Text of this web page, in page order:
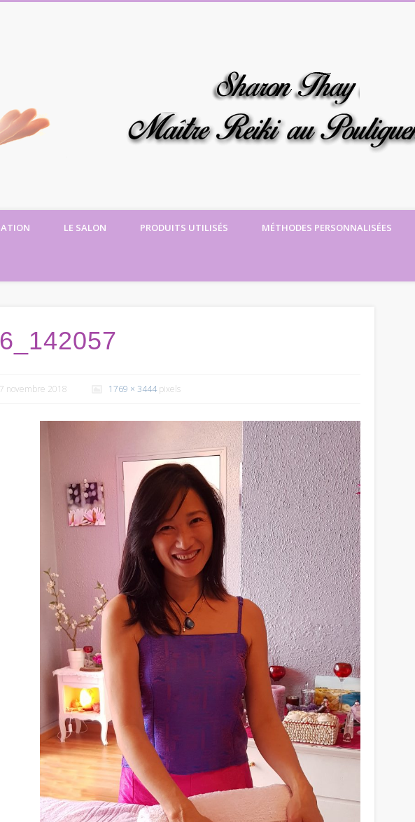
LE SALON PRODUITS UTILISÉS MÉTHODES PERSONNALISÉES
novembre 2018 1769 × 3444 pixels